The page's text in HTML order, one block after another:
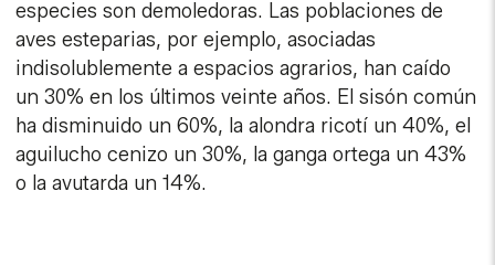
especies son demoledoras. Las poblaciones de
aves esteparias, por ejemplo, asociadas
indisolublemente a espacios agrarios, han caído
un 30% en los últimos veinte años. El sisón común
ha disminuido un 60%, la alondra ricotí un 40%, el
aguilucho cenizo un 30%, la ganga ortega un 43%
o la avutarda un 14%.